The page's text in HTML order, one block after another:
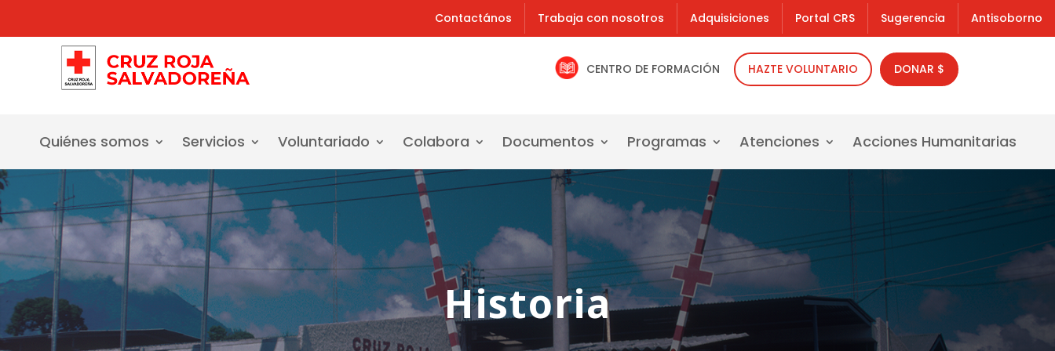
Contactános Trabaja con nosotros Adquisiciones Portal CRS Sugerencia Antisoborno
CENTRO DE FORMACIÓN HAZTE VOLUNTARIO DONAR $
Quiénes somos Servicios Voluntariado Colabora Documentos Programas Atenciones Acciones Humanitarias
Historia